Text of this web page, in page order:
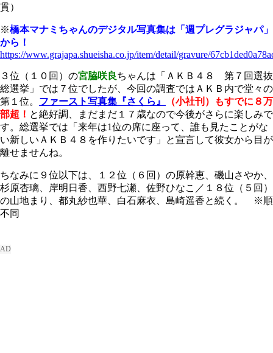
貫）
※橋本マナミちゃんのデジタル写真集は「週プレグラジャパ」
から！
https://www.grajapa.shueisha.co.jp/item/detail/gravure/
３位（１０回）の宮脇咲良ちゃんは「ＡＫＢ４８ 第７回選抜
総選挙」では７位でしたが、今回の調査ではＡＫＢ内で堂々の
第１位。 ファースト写真集『さくら』
（小社刊）もすでに８万
部超！ と絶好調、まだまだ１７歳なので今後がさらに楽しみで
す。総選挙では「来年は1位の席に座って、誰も見たことがな
い新しいＡＫＢ４８を作りたいです」と宣言して彼女から目が
離せませんね。
ちなみに９位以下は、１２位（６回）の原幹恵、磯山さやか、
杉原杏璃、岸明日香、西野七瀬、佐野ひなこ／１８位（５回）
の山地まり、都丸紗也華、白石麻衣、島崎遥香と続く。 ※順
不同